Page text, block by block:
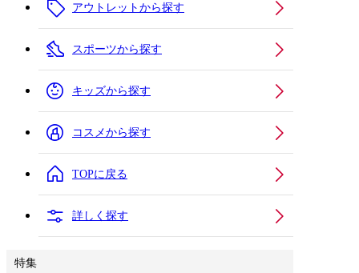
アウトレットから探す
スポーツから探す
キッズから探す
コスメから探す
TOPに戻る
詳しく探す
特集